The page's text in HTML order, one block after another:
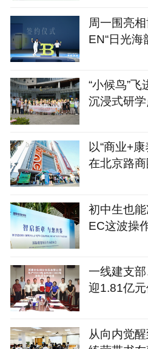
周一围亮
EN“日光海
“小候鸟”
沉浸式研
以“商业+
在北京路
初中生也
EC这波操
一线建支
迎1.81亿
从向内觉